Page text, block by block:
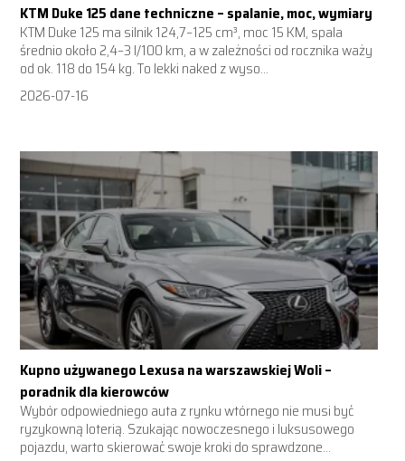
KTM Duke 125 dane techniczne – spalanie, moc, wymiary
KTM Duke 125 ma silnik 124,7–125 cm³, moc 15 KM, spala
średnio około 2,4–3 l/100 km, a w zależności od rocznika waży
od ok. 118 do 154 kg. To lekki naked z wyso...
2026-07-16
Kupno używanego Lexusa na warszawskiej Woli –
poradnik dla kierowców
Wybór odpowiedniego auta z rynku wtórnego nie musi być
ryzykowną loterią. Szukając nowoczesnego i luksusowego
pojazdu, warto skierować swoje kroki do sprawdzone...